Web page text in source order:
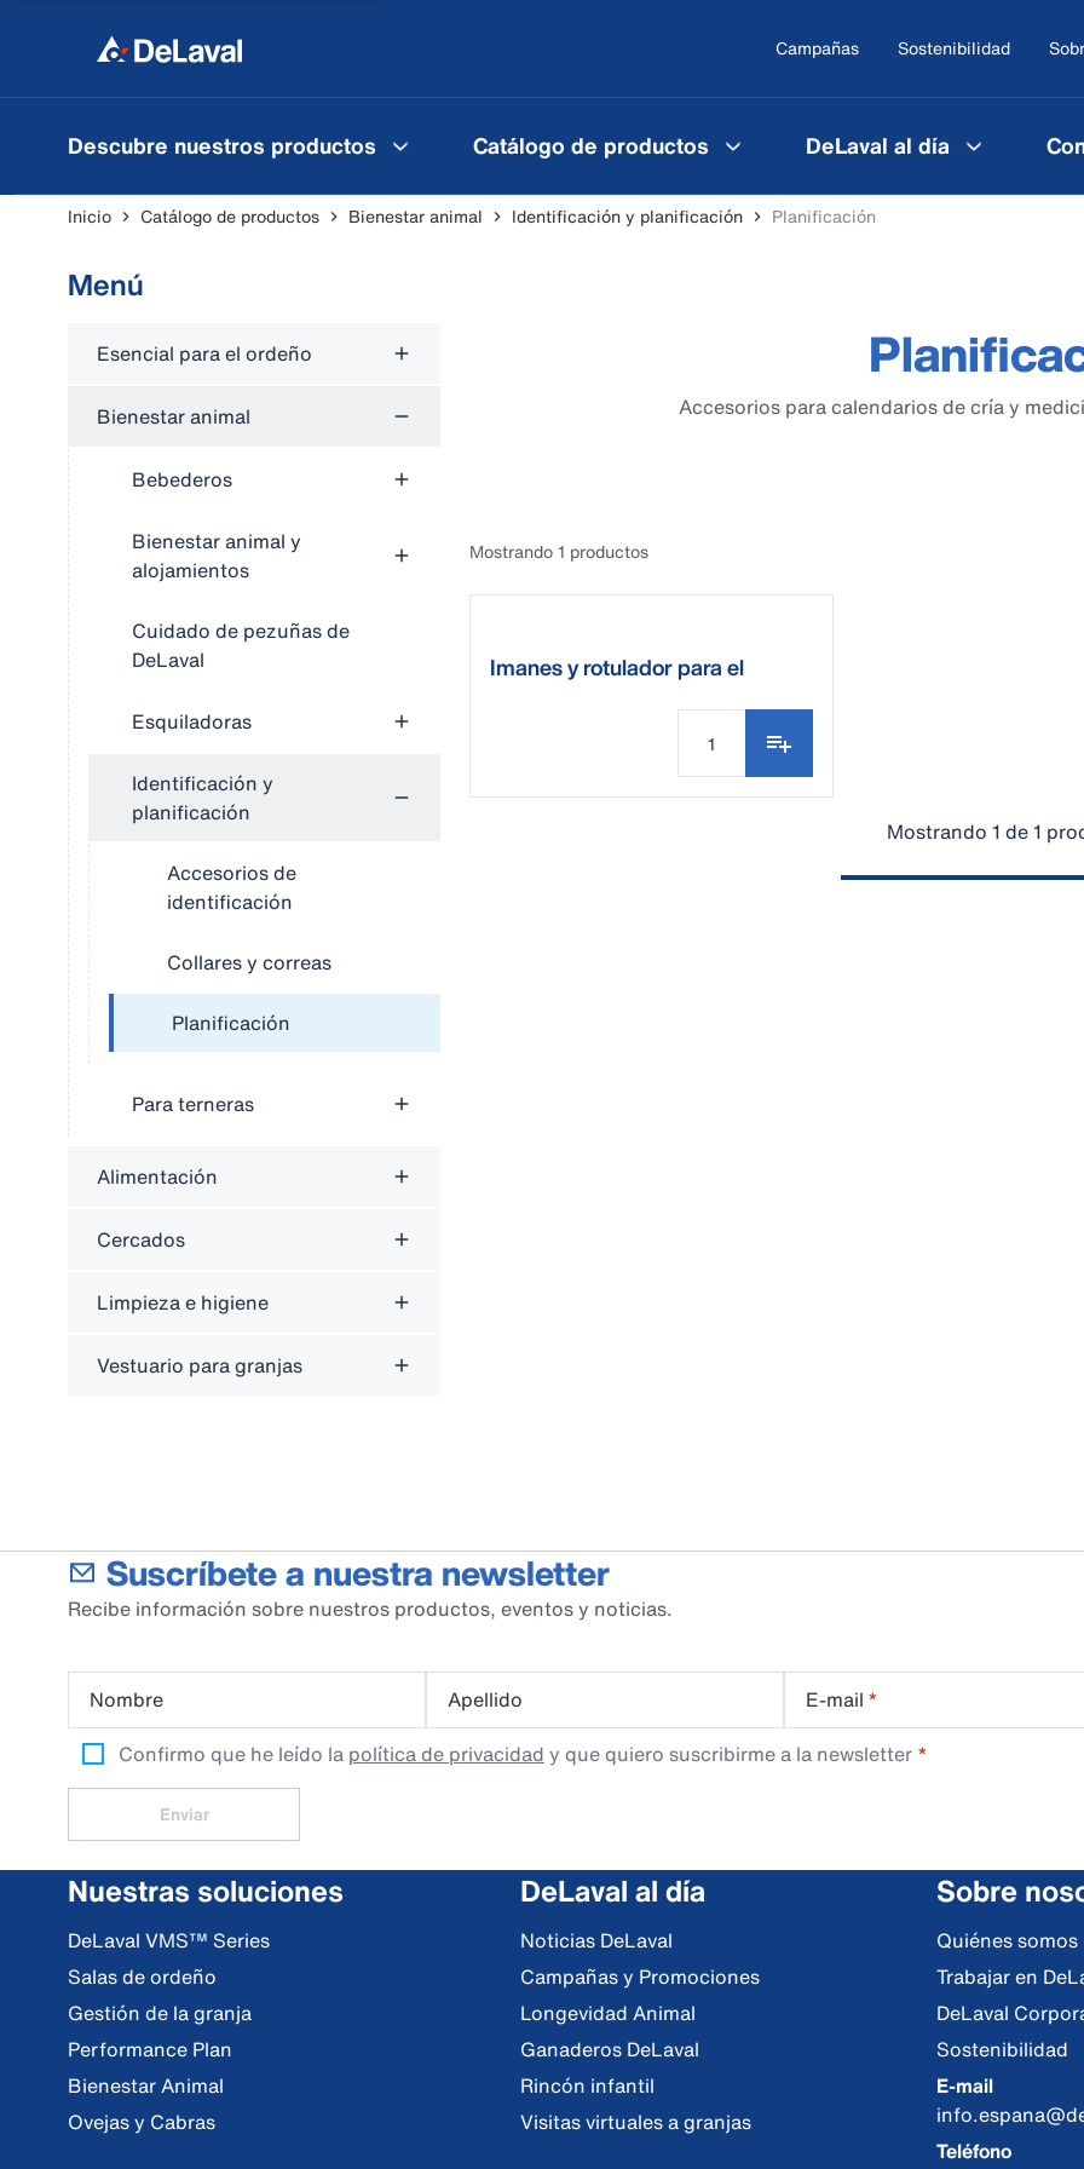
Campañas Sostenibilidad
Descubre nuestros productos Catálogo de productos DeLaval al día
Inicio Catálogo de productos Bienestar animal Identificación y planificación Planificación
Menú
Esencial para el ordeño
Bienestar animal
Bebederos
Bienestar animal y
alojamientos
Cuidado de pezuñas de
DeLaval
Esquiladoras
Identificación y
planificación
Accesorios de
identificación
Collares y correas
Planificación
Para terneras
Alimentación
Cercados
Limpieza e higiene
Vestuario para granjas
Accesorios para calendarios de cría y
Mostrando 1 productos
Imanes y rotulador para el
Mostrando 1 de 1
Suscríbete a nuestra newsletter
Recibe información sobre nuestros productos, eventos y noticias.
Nombre Apellido E-mail *
Confirmo que he leído la política de privacidad y que quiero suscribirme a la newsletter
Enviar
Nuestras soluciones
DeLaval VMS™ Series
Salas de ordeño
Gestión de la granja
Performance Plan
Bienestar Animal
Ovejas y Cabras
DeLaval al día
Noticias DeLaval
Campañas y Promociones
Longevidad Animal
Ganaderos DeLaval
Rincón infantil
Visitas virtuales a granjas
Sobre
Quiénes somos
Trabajar en
DeLaval
Sostenibilidad
E-mail
Teléfono